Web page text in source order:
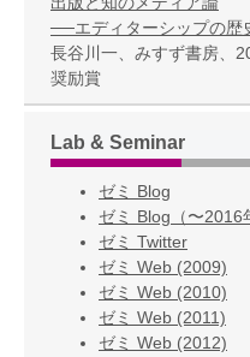
──エディターシップの歴
長谷川一、みすず書房、
奨励賞
Lab & Seminar
ゼミ Blog
ゼミ Blog（〜2016
ゼミ Twitter
ゼミ Web (2009)
ゼミ Web (2010)
ゼミ Web (2011)
ゼミ Web (2012)